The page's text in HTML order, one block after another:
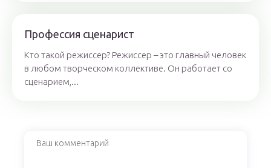
Профессия сценарист
Кто такой режиссер? Режиссер – это главный человек
в любом творческом коллективе. Он работает со
сценарием,...